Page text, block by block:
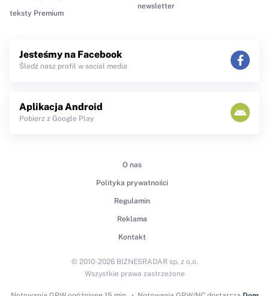
teksty Premium
newsletter
Jesteśmy na Facebook
Śledź nasz profil w social media
Aplikacja Android
Pobierz z Google Play
O nas
Polityka prywatności
Regulamin
Reklama
Kontakt
© 2010-2026 BIZNESRADAR sp. z o.o.
Wszystkie prawa zastrzeżone